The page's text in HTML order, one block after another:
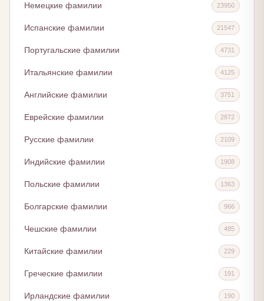
Немецкие фамилии 23950
Испанские фамилии 21547
Португальские фамилии 4731
Итальянские фамилии 4125
Английские фамилии 3751
Еврейские фамилии 2872
Русские фамилии 2109
Индийские фамилии 1908
Польские фамилии 1363
Болгарские фамилии 966
Чешские фамилии 485
Китайские фамилии 229
Греческие фамилии 191
Ирландские фамилии 190